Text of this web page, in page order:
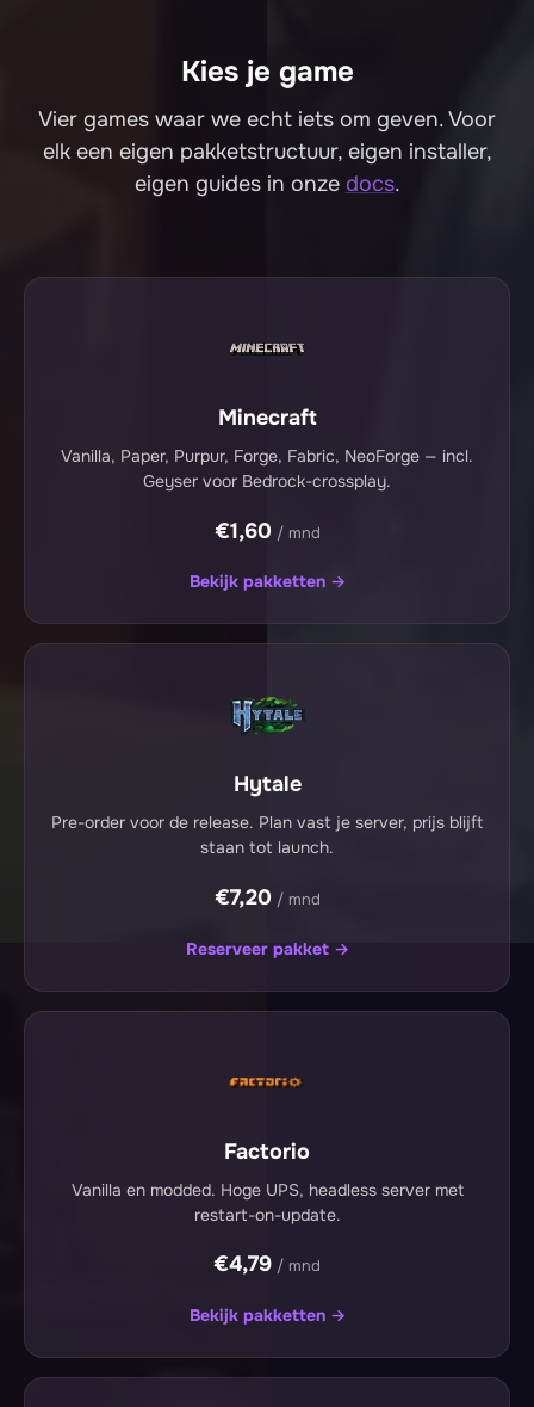
Kies je game
Vier games waar we echt iets om geven. Voor
elk een eigen pakketstructuur, eigen installer,
eigen guides in onze docs.
Minecraft
Vanilla, Paper, Purpur, Forge, Fabric, NeoForge — incl.
Geyser voor Bedrock-crossplay.
€1,60 / mnd
Bekijk pakketten →
Hytale
Pre-order voor de release. Plan vast je server, prijs blijft
staan tot launch.
€7,20 / mnd
Reserveer pakket →
Factorio
Vanilla en modded. Hoge UPS, headless server met
restart-on-update.
€4,79 / mnd
Bekijk pakketten →